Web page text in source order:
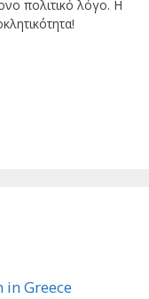
πολιτικό λόγο. Η
in Greece